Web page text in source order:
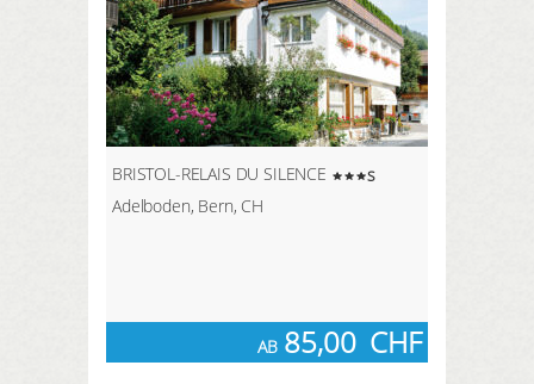
BRISTOL-RELAIS DU SILENCE
s
Adelboden, Bern, CH
AB85,00 CHF